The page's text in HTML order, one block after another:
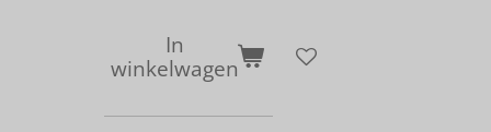
In
winkelwagen